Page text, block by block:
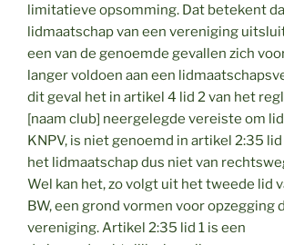
limitatieve opsomming. Dat betekent
lidmaatschap van een vereniging
een van de genoemde gevallen zich
langer voldoen aan een
dit geval het in artikel 4 lid 2 van het
[naam club] neergelegde vereiste om
KNPV, is niet genoemd in artikel 2:35
het lidmaatschap dus niet van
Wel kan het, zo volgt uit het tweede lid
BW, een grond vormen voor opzegging
vereniging. Artikel 2:35 lid 1 is een